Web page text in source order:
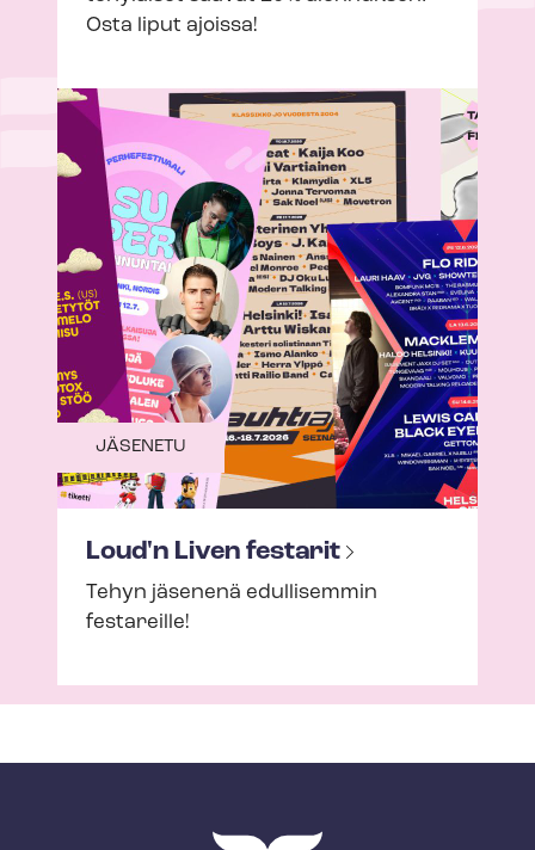
Osta liput ajoissa!
JÄSENETU
Loud'n Liven festarit
Tehyn jäsenenä edullisemmin
festareille!